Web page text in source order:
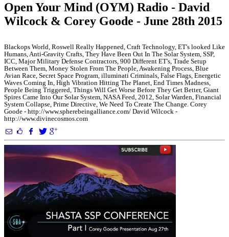
Open Your Mind (OYM) Radio - David
Wilcock & Corey Goode - June 28th 2015
Blackops World, Roswell Really Happened, Craft Technology, ET's looked Like
Humans, Anti-Gravity Crafts, They Have Been Out In The Solar System, SSP,
ICC, Major Military Defense Contractors, 900 Different ET's, Trade Setup
Between Them, Money Stolen From The People, Awakening Process, Blue
Avian Race, Secret Space Program, illuminati Criminals, False Flags, Energetic
Waves Coming In, High Vibration Hitting The Planet, End Times Madness,
People Being Triggered, Things Will Get Worse Before They Get Better, Giant
Spires Came Into Our Solar System, NASA Feed, 2012, Solar Warden, Financial
System Collapse, Prime Directive, We Need To Create The Change. Corey
Goode - http://www.spherebeingalliance.com/ David Wilcock -
http://www.divinecosmos.com